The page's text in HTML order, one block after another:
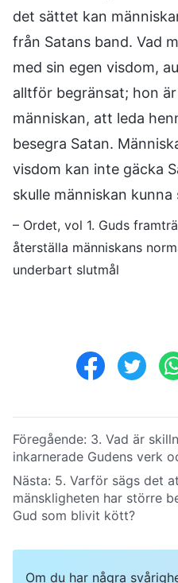
det sättet kan
från Satans band. Vad
med sin egen visdom,
alltför begränsat; hon
människan, att leda
besegra Satan.
visdom kan inte gäcka
skulle människan
– Ordet, vol 1. Guds
återställa människans
underbart slutmål
Föregående: 3. Vad är
inkarnerade Gudens verk
Nästa: 5. Varför sägs det
mänskligheten har större
Gud som blivit kött?
Om du har några